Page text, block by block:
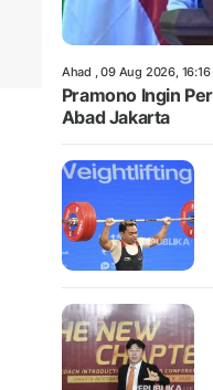
Ahad , 09 Aug 2026, 16:16
Pramono Ingin
Abad Jakarta